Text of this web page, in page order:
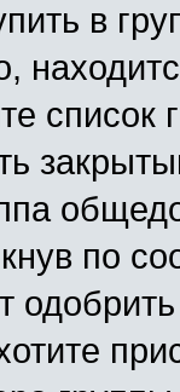
в
список
по